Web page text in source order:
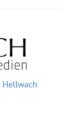
Hellwach